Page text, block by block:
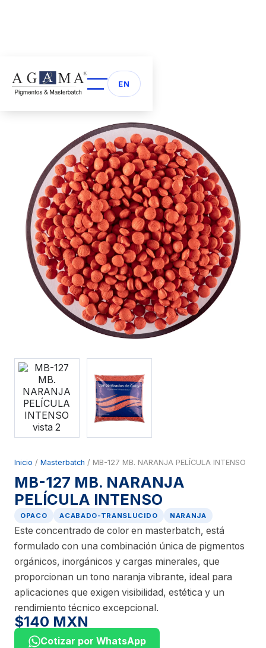
EN
arrow_back Volver a Masterbatch
Inicio / Masterbatch / MB-127 MB. NARANJA PELÍCULA INTENSO
MB-127 MB. NARANJA
PELÍCULA INTENSO
OPACO ACABADO-TRANSLUCIDO NARANJA
Este concentrado de color en masterbatch, está
formulado con una combinación única de pigmentos
orgánicos, inorgánicos y cargas minerales, que
proporcionan un tono naranja vibrante, ideal para
aplicaciones que exigen visibilidad, estética y un
rendimiento técnico excepcional.
$140 MXN
Cotizar por WhatsApp